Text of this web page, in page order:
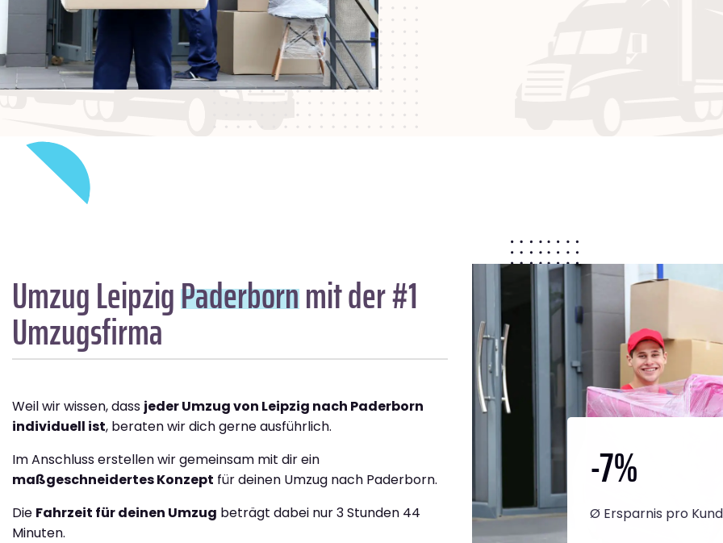
Umzug LeipzigPaderbornmit der #1
Umzugsfirma
Weil wir wissen, dass jeder Umzug von Leipzig nach Paderborn
individuell ist, beraten wir dich gerne ausführlich.
Im Anschluss erstellen wir gemeinsam mit dir ein
maßgeschneidertes Konzept für deinen Umzug nach Paderborn.
Die Fahrzeit für deinen Umzug beträgt dabei nur 3 Stunden 44
Minuten.
-7%
Ø Ersparnis pro